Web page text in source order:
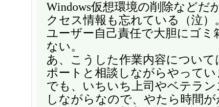
Windows仮想環境の削除などだ
クセス情報も忘れている（泣）
ユーザー自己責任で大胆にゴミ
ない。
あ、こうした作業内容について
ポートと相談しながらやってい
でも、いちいち上司やベテラ
しながらなので、やたら時間